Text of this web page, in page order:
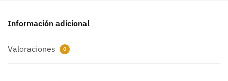
Información adicional
Valoraciones 0